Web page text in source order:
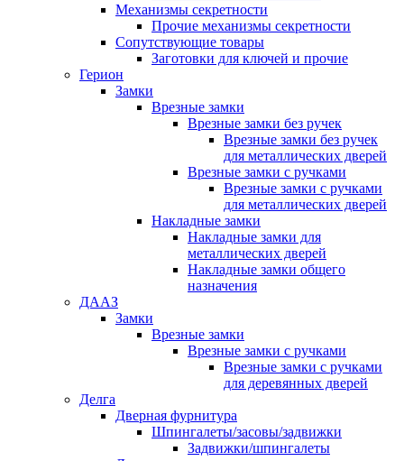
Механизмы секретности
Прочие механизмы секретности
Сопутствующие товары
Заготовки для ключей и прочие
Герион
Замки
Врезные замки
Врезные замки без ручек
Врезные замки без ручек
для металлических дверей
Врезные замки с ручками
Врезные замки с ручками
для металлических дверей
Накладные замки
Накладные замки для
металлических дверей
Накладные замки общего
назначения
ДААЗ
Замки
Врезные замки
Врезные замки с ручками
Врезные замки с ручками
для деревянных дверей
Делга
Дверная фурнитура
Шпингалеты/засовы/задвижки
Задвижки/шпингалеты